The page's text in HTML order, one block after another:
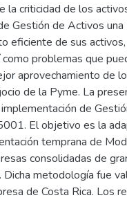
la criticidad de los
Gestión de Activos
eficiente de sus
problemas que
aprovechamiento de
de la Pyme. La
de
El objetivo es la
temprana de
consolidadas de
metodología fue
de Costa Rica. Los